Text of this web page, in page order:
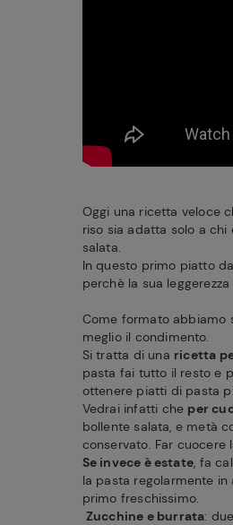
Oggi una ricetta veloce
riso sia adatta solo a chi
salata.
In questo primo piatto
perchè la sua
Come formato abbiamo
meglio il condimento.
Si tratta di una ricetta
pasta fai tutto il resto e
ottenere piatti di pasta
Vedrai infatti che per
bollente salata, e metà
conservato. Far
Se invece è estate, fa
la pasta regolarmente
primo freschissimo.
Zucchine e burrata: